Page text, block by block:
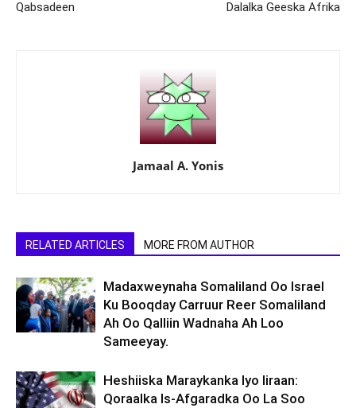
Qabsadeen
Dalalka Geeska Afrika
Jamaal A. Yonis
RELATED ARTICLES MORE FROM AUTHOR
Madaxweynaha Somaliland Oo Israel
Ku Booqday Carruur Reer Somaliland
Ah Oo Qalliin Wadnaha Ah Loo
Sameeyay.
Heshiiska Maraykanka Iyo Iiraan:
Qoraalka Is-Afgaradka Oo La Soo